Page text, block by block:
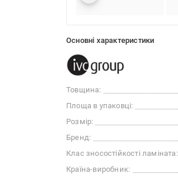
Основні характеристики
Товщина:
Площа в упаковці:
Розмір:
Бренд:
Клас зносостійкості ламіната:
Країна-виробник: